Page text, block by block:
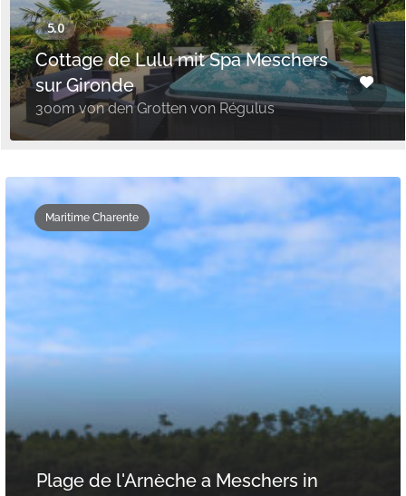
Cottage de Lulu mit Spa Meschers
sur Gironde
300m von den Grotten von Régulus
Maritime Charente
Plage de l'Arnèche a Meschers in